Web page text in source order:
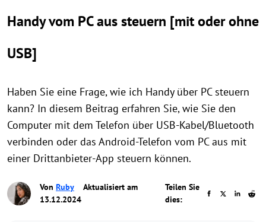
Handy vom PC aus steuern [mit oder ohne
USB]
Haben Sie eine Frage, wie ich Handy über PC steuern
kann? In diesem Beitrag erfahren Sie, wie Sie den
Computer mit dem Telefon über USB-Kabel/Bluetooth
verbinden oder das Android-Telefon vom PC aus mit
einer Drittanbieter-App steuern können.
Von Ruby
Aktualisiert am
13.12.2024
Teilen Sie
dies: